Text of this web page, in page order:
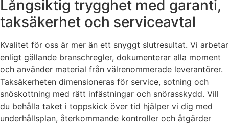
Långsiktig trygghet med garanti,
taksäkerhet och serviceavtal
Kvalitet för oss är mer än ett snyggt slutresultat. Vi arbetar
enligt gällande branschregler, dokumenterar alla moment
och använder material från välrenommerade leverantörer.
Taksäkerheten dimensioneras för service, sotning och
snöskottning med rätt infästningar och snörasskydd. Vill
du behålla taket i toppskick över tid hjälper vi dig med
underhållsplan, återkommande kontroller och åtgärder